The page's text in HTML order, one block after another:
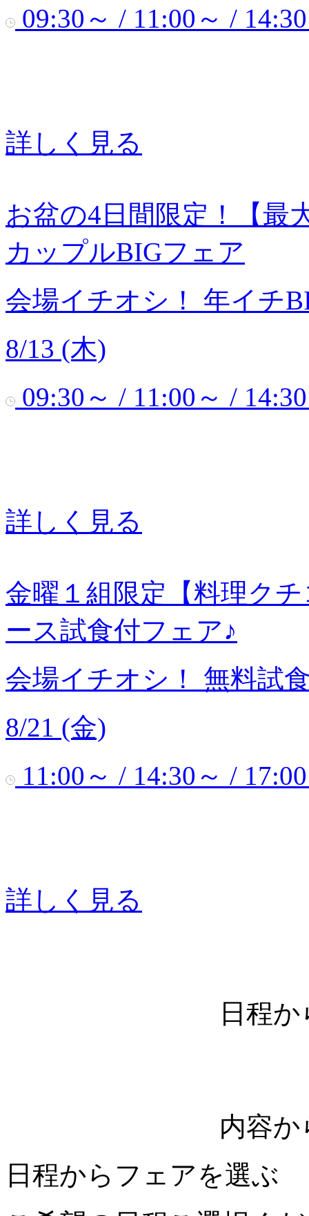
09:30～ / 11:00～ /
詳しく見る
お盆の4日間限定！【最
カップルBIGフェア
会場イチオシ！
年イチ
8/13 (木)
09:30～ / 11:00～ /
詳しく見る
金曜１組限定【料理ク
ース試食付フェア♪
会場イチオシ！
無料試
8/21 (金)
11:00～ / 14:30～ /
詳しく見る
日程
内容
日程からフェアを選ぶ